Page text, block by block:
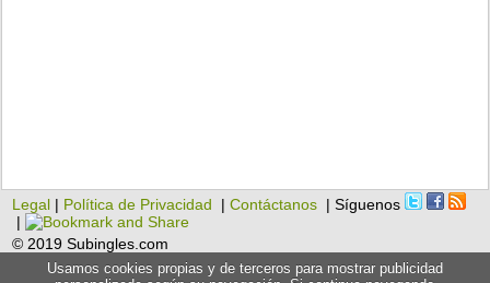
Legal | Política de Privacidad |Contáctanos | Síguenos
|
© 2019 Subingles.com
Usamos cookies propias y de terceros para mostrar publicidad